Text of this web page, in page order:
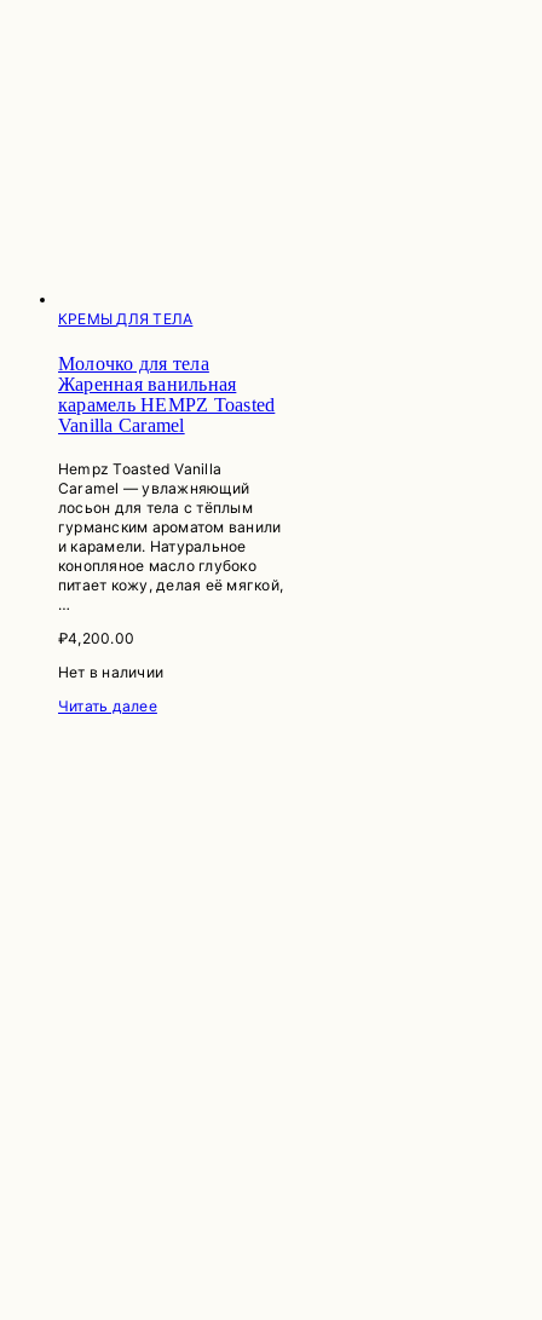
КРЕМЫ ДЛЯ ТЕЛА
Молочко для тела
Жаренная ванильная
карамель HEMPZ Toasted
Vanilla Caramel
Hempz Toasted Vanilla
Caramel — увлажняющий
лосьон для тела с тёплым
гурманским ароматом ванили
и карамели. Натуральное
конопляное масло глубоко
питает кожу, делая её мягкой,
…
₽4,200.00
Нет в наличии
Читать далее